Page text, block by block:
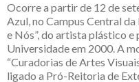
Ocorre a partir de 12 de
Azul, no Campus Central
e Nós”, do artista plástico
Universidade em 2000. A
“Curadorias de Artes
ligado a Pró-Reitoria de